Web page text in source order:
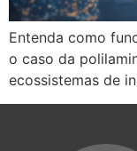
Entenda como
o caso da
ecossistemas de